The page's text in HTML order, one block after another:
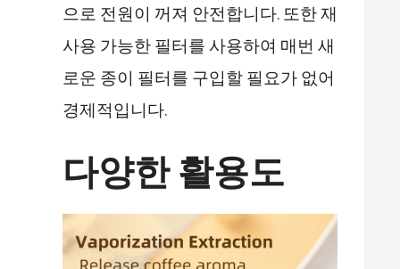
으로 전원이 꺼져 안전합니다. 또한 재
사용 가능한 필터를 사용하여 매번 새
로운 종이 필터를 구입할 필요가 없어
경제적입니다.
다양한 활용도